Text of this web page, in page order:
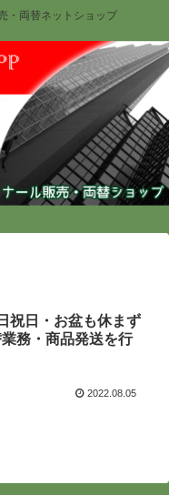
・両替ネットショップ
祝日・お盆も休まず
務・商品発送を行
2022.08.05